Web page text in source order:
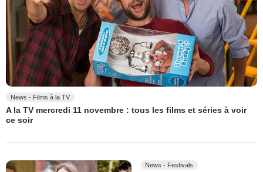
News - Films à la TV
A la TV mercredi 11 novembre : tous les films et séries à voir
ce soir
News - Festivals